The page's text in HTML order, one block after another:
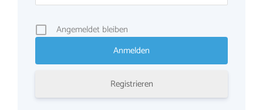
Angemeldet bleiben
Registrieren